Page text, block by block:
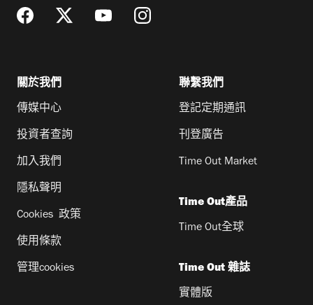
關於我們
傳媒中心
投資者查詢
加入我們
隱私聲明
Cookies 政策
使用條款
管理cookies
聯繫我們
登記定期通訊
刊登廣告
Time Out Market
Time Out產品
Time Out全球
Time Out 雜誌
實體版